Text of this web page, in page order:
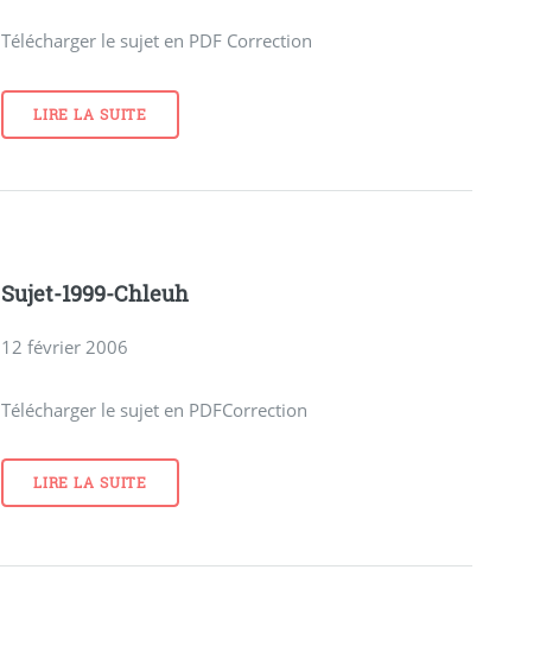
Télécharger le sujet en PDF Correction
LIRE LA SUITE
Sujet-1999-Chleuh
12 février 2006
Télécharger le sujet en PDFCorrection
LIRE LA SUITE